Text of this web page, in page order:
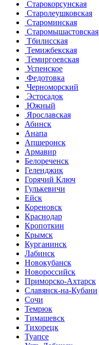
Старокорсунская
Старолеушковская
Староминская
Старомышастовская
Тбилисская
Темижбекская
Темиргоевская
Успенское
Федотовка
Черноморский
Эстосадок
Южный
Ярославская
Абинск
Анапа
Апшеронск
Армавир
Белореченск
Геленджик
Горячий Ключ
Гулькевичи
Ейск
Кореновск
Краснодар
Кропоткин
Крымск
Курганинск
Лабинск
Новокубанск
Новороссийск
Приморско-Ахтарск
Славянск-на-Кубани
Сочи
Темрюк
Тимашевск
Тихорецк
Туапсе